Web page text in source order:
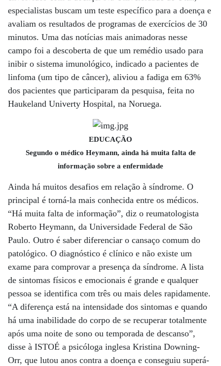
especialistas buscam um teste específico para a doença e
avaliam os resultados de programas de exercícios de 30
minutos. Uma das notícias mais animadoras nesse
campo foi a descoberta de que um remédio usado para
inibir o sistema imunológico, indicado a pacientes de
linfoma (um tipo de câncer), aliviou a fadiga em 63%
dos pacientes que participaram da pesquisa, feita no
Haukeland Univerty Hospital, na Noruega.
EDUCAÇÃO
Segundo o médico Heymann, ainda há muita falta de
informação sobre a enfermidade
Ainda há muitos desafios em relação à síndrome. O
principal é torná-la mais conhecida entre os médicos.
“Há muita falta de informação”, diz o reumatologista
Roberto Heymann, da Universidade Federal de São
Paulo. Outro é saber diferenciar o cansaço comum do
patológico. O diagnóstico é clínico e não existe um
exame para comprovar a presença da síndrome. A lista
de sintomas físicos e emocionais é grande e qualquer
pessoa se identifica com três ou mais deles rapidamente.
“A diferença está na intensidade dos sintomas e quando
há uma inabilidade do corpo de se recuperar totalmente
após uma noite de sono ou temporada de descanso”,
disse à ISTOÉ a psicóloga inglesa Kristina Downing-
Orr, que lutou anos contra a doença e conseguiu superá-